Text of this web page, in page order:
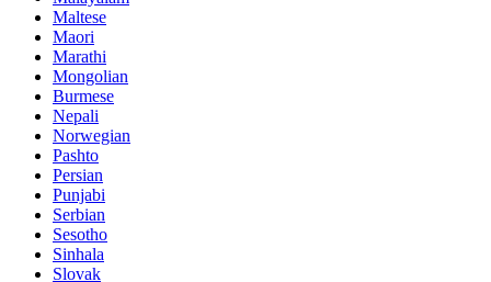
Maltese
Maori
Marathi
Mongolian
Burmese
Nepali
Norwegian
Pashto
Persian
Punjabi
Serbian
Sesotho
Sinhala
Slovak